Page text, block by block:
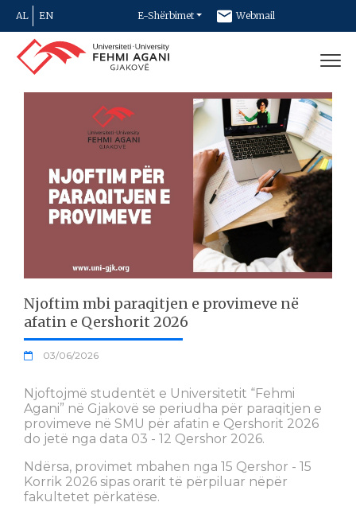
AL EN E-Shërbimet Webmail
Newsletter
Njoftim mbi paraqitjen e provimeve në
afatin e Qershorit 2026
03/06/2026
Njoftojmë studentët e Universitetit “Fehmi
Agani” në Gjakovë se periudha për paraqitjen e
provimeve në SMU për afatin e Qershorit 2026
do jetë nga data 03 - 12 Qershor 2026.
Ndërsa, provimet mbahen nga 15 Qershor - 15
Korrik 2026 sipas orarit të përpiluar nëpër
fakultetet përkatëse.